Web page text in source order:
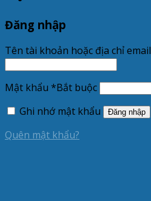
Đăng nhập
Tên tài khoản hoặc địa chỉ email
Mật khẩu *Bắt buộc
Ghi nhớ mật khẩu
Đăng nhập
Quên mật khẩu?